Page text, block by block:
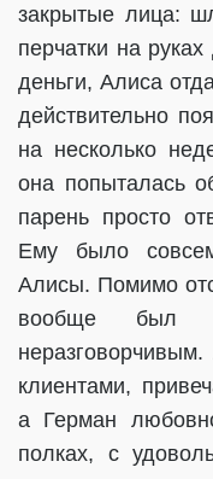
закрытые лица:
перчатки на
деньги, Алиса
действительно
на несколько
она попыталась
парень просто
Ему было
Алисы. Помимо
вообще был
клиентами,
а Герман
полках, с